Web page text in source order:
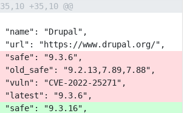
35,10 +35,10 @@
"name": "Drupal",
"url": "https://www.drupal.org/",
"9.3.6",
"9.2.13,7.89,7.88",
"CVE-2022-25271",
"9.3.6",
"9.3.16",